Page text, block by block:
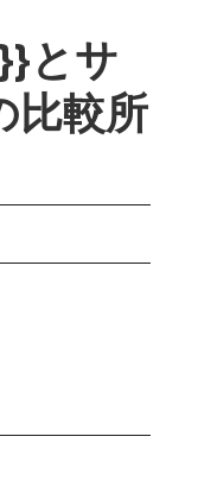
とサ
比較所